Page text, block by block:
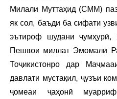
Милали Муттаҳид (СММ)
як сол, баъди ба сифати
эътироф шудани ҷумҳурӣ,
Пешвои миллат Эмомалӣ
Тоҷикистонро дар
давлати мустақил, ҷузъи
ҷомеаи ҷаҳонӣ